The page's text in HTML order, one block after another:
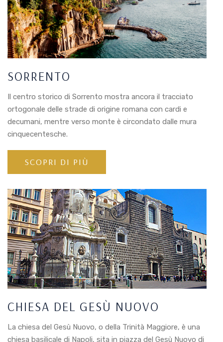
SORRENTO
Il centro storico di Sorrento mostra ancora il tracciato
ortogonale delle strade di origine romana con cardi e
decumani, mentre verso monte è circondato dalle mura
cinquecentesche.
SCOPRI DI PIÙ
CHIESA DEL GESÙ NUOVO
La chiesa del Gesù Nuovo, o della Trinità Maggiore, è una
chiesa basilicale di Napoli, sita in piazza del Gesù Nuovo di